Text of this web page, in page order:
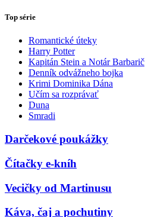
Top série
Romantické úteky
Harry Potter
Kapitán Stein a Notár Barbarič
Denník odvážneho bojka
Krimi Dominika Dána
Učím sa rozprávať
Duna
Smradi
Darčekové poukážky
Čítačky e-kníh
Vecičky od Martinusu
Káva, čaj a pochutiny